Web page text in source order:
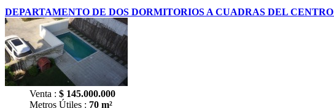
DEPARTAMENTO DE DOS DORMITORIOS A CUADRAS DEL CENTRO
Venta : $ 145.000.000
Metros Útiles : 70 m²